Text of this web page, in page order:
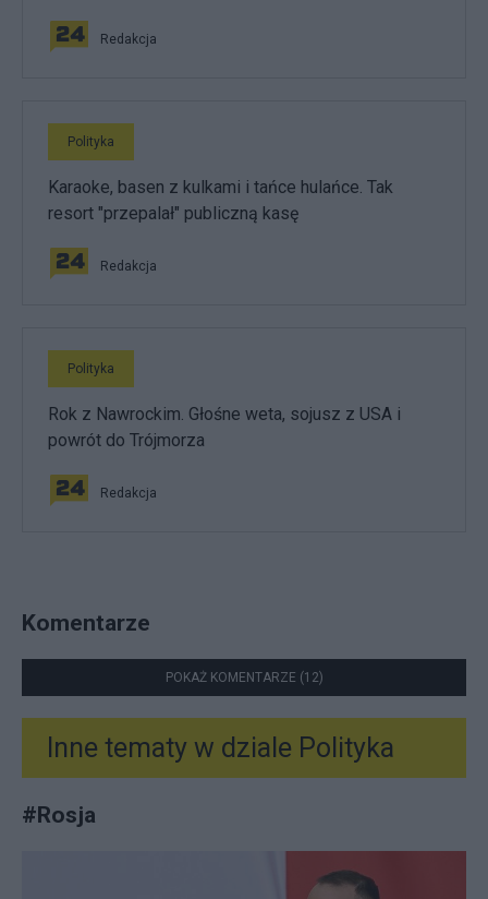
Redakcja
Polityka
Karaoke, basen z kulkami i tańce hulańce. Tak
resort "przepalał" publiczną kasę
Redakcja
Polityka
Rok z Nawrockim. Głośne weta, sojusz z USA i
powrót do Trójmorza
Redakcja
Komentarze
POKAŻ KOMENTARZE (12)
Inne tematy w dziale Polityka
#Rosja